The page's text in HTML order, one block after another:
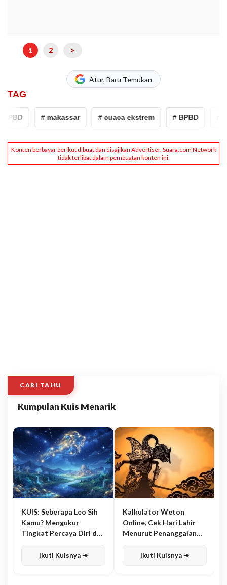
1 2 >
Atur, Baru Temukan
TAG
# makassar # cuaca ekstrem # BPBD
CARI TAHU
Kumpulan Kuis Menarik
KUIS: Seberapa Leo Sih
Kamu? Mengukur
Tingkat Percaya Diri dan
Ikuti Kuisnya ➔
Kalkulator Weton
Online, Cek Hari Lahir
Menurut Penanggalan
Ikuti Kuisnya ➔